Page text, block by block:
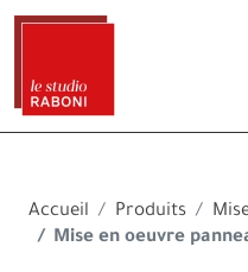
Accueil Produits
Mise en oeuvre